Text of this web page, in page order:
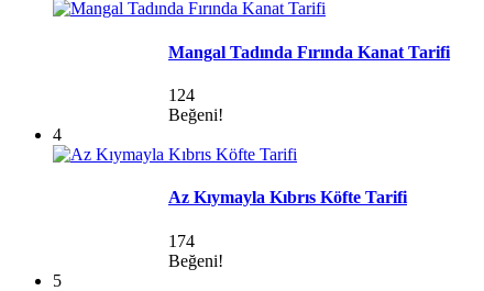
Mangal Tadında Fırında Kanat Tarifi
124
Beğeni!
4
Az Kıymayla Kıbrıs Köfte Tarifi
174
Beğeni!
5